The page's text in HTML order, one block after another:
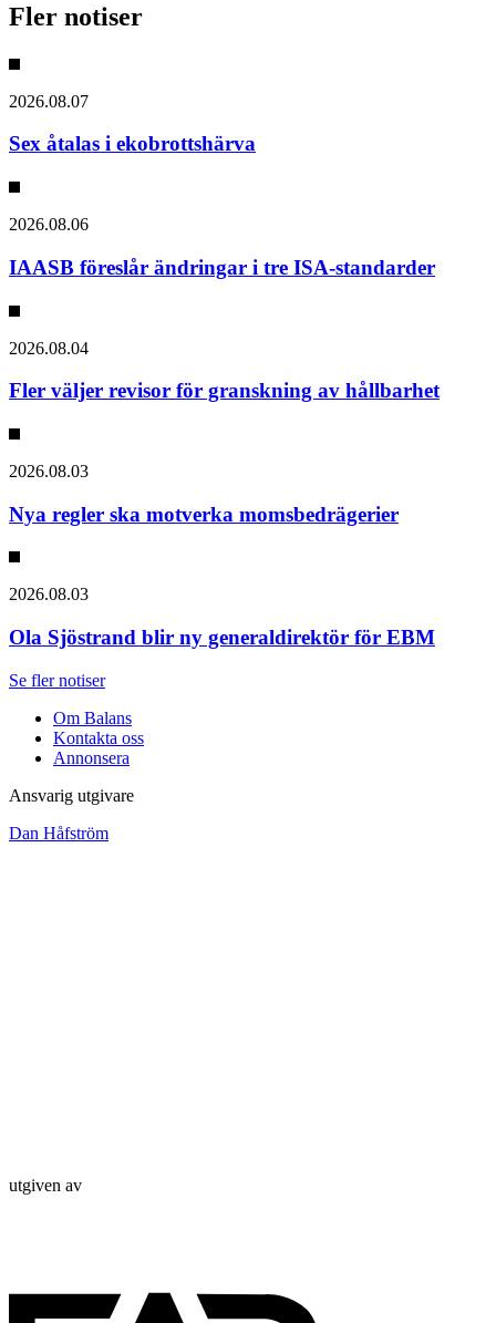
Fler notiser
2026.08.07
Sex åtalas i ekobrottshärva
2026.08.06
IAASB föreslår ändringar i tre ISA-standarder
2026.08.04
Fler väljer revisor för granskning av hållbarhet
2026.08.03
Nya regler ska motverka momsbedrägerier
2026.08.03
Ola Sjöstrand blir ny generaldirektör för EBM
Se fler notiser
Om Balans
Kontakta oss
Annonsera
Ansvarig utgivare
Dan Håfström
utgiven av